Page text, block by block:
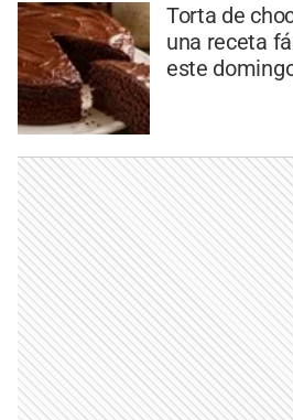
Torta de
una receta
este